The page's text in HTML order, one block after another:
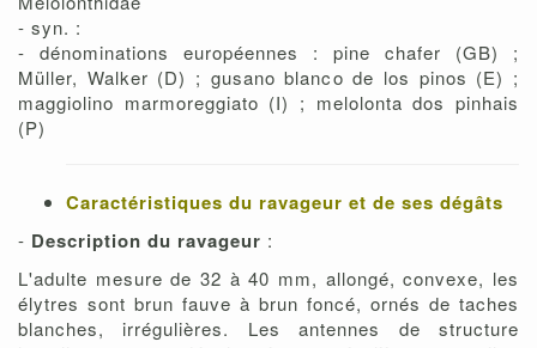
- syn. :
- dénominations européennes : pine chafer (GB) ;
Müller, Walker (D) ; gusano blanco de los pinos (E) ;
maggiolino marmoreggiato (I) ; melolonta dos pinhais
(P)
Caractéristiques du ravageur et de ses dégâts
- Description du ravageur :
L'adulte mesure de 32 à 40 mm, allongé, convexe, les
élytres sont brun fauve à brun foncé, ornés de taches
blanches, irrégulières. Les antennes de structure